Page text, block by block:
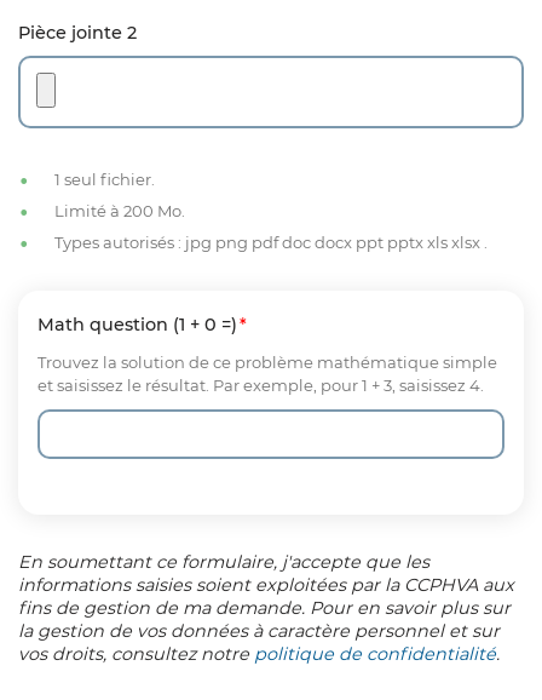
Pièce jointe 2
1 seul fichier.
Limité à 200 Mo.
Types autorisés : jpg png pdf doc docx ppt pptx xls xlsx .
Math question (1 + 0 =)
Trouvez la solution de ce problème mathématique simple
et saisissez le résultat. Par exemple, pour 1 + 3, saisissez 4.
En soumettant ce formulaire, j'accepte que les
informations saisies soient exploitées par la CCPHVA aux
fins de gestion de ma demande. Pour en savoir plus sur
la gestion de vos données à caractère personnel et sur
vos droits, consultez notre politique de confidentialité.